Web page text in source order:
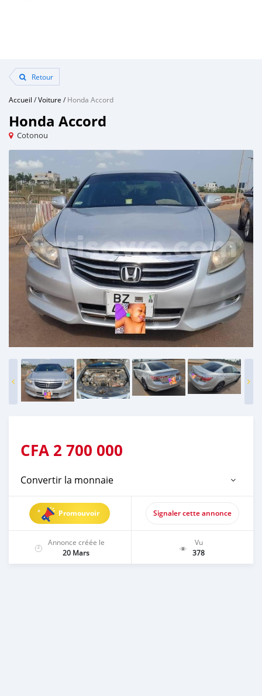
Retour
Accueil /Voiture /Honda Accord
Honda Accord
Cotonou
CFA 2 700 000
Convertir la monnaie
Promouvoir Signaler cette annonce
Annonce créée le
20 Mars
Vu
378